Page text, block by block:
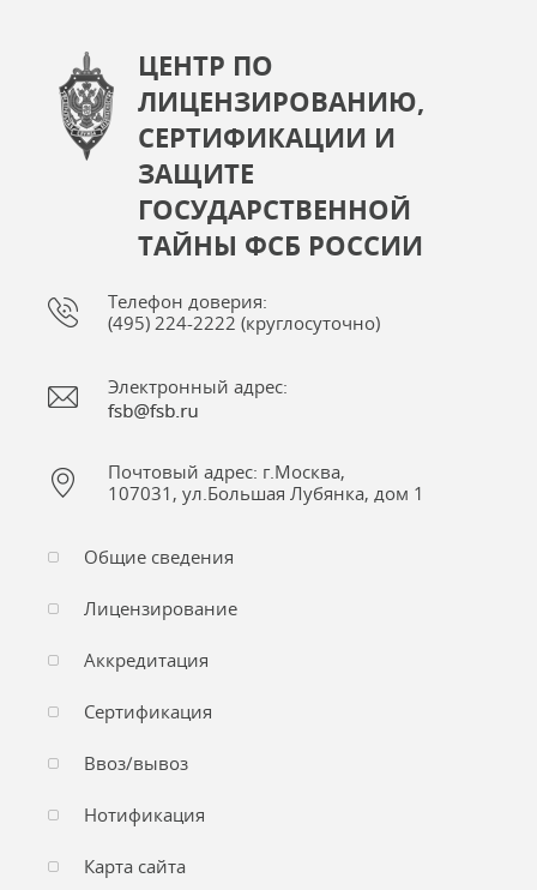
ЦЕНТР ПО
ЛИЦЕНЗИРОВАНИЮ,
СЕРТИФИКАЦИИ И
ЗАЩИТЕ
ГОСУДАРСТВЕННОЙ
ТАЙНЫ ФСБ РОССИИ
Телефон доверия:
(495) 224-2222 (круглосуточно)
Электронный адрес:
Почтовый адрес: г.Москва,
107031, ул.Большая Лубянка, дом 1
Общие сведения
Лицензирование
Аккредитация
Сертификация
Ввоз/вывоз
Нотификация
Карта сайта